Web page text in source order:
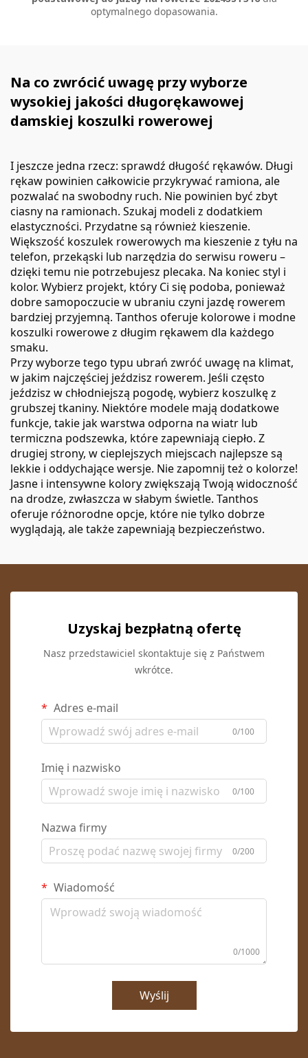
optymalnego dopasowania.
Na co zwrócić uwagę przy wyborze
wysokiej jakości długorękawowej
damskiej koszulki rowerowej
I jeszcze jedna rzecz: sprawdź długość rękawów. Długi
rękaw powinien całkowicie przykrywać ramiona, ale
pozwalać na swobodny ruch. Nie powinien być zbyt
ciasny na ramionach. Szukaj modeli z dodatkiem
elastyczności. Przydatne są również kieszenie.
Większość koszulek rowerowych ma kieszenie z tyłu na
telefon, przekąski lub narzędzia do serwisu roweru –
dzięki temu nie potrzebujesz plecaka. Na koniec styl i
kolor. Wybierz projekt, który Ci się podoba, ponieważ
dobre samopoczucie w ubraniu czyni jazdę rowerem
bardziej przyjemną. Tanthos oferuje kolorowe i modne
koszulki rowerowe z długim rękawem dla każdego
smaku.
Przy wyborze tego typu ubrań zwróć uwagę na klimat,
w jakim najczęściej jeździsz rowerem. Jeśli często
jeździsz w chłodniejszą pogodę, wybierz koszulkę z
grubszej tkaniny. Niektóre modele mają dodatkowe
funkcje, takie jak warstwa odporna na wiatr lub
termiczna podszewka, które zapewniają ciepło. Z
drugiej strony, w cieplejszych miejscach najlepsze są
lekkie i oddychające wersje. Nie zapomnij też o kolorze!
Jasne i intensywne kolory zwiększają Twoją widoczność
na drodze, zwłaszcza w słabym świetle. Tanthos
oferuje różnorodne opcje, które nie tylko dobrze
wyglądają, ale także zapewniają bezpieczeństwo.
Uzyskaj bezpłatną ofertę
Nasz przedstawiciel skontaktuje się z Państwem
wkrótce.
Adres e-mail
0/100
Imię i nazwisko
0/100
Nazwa firmy
0/200
Wiadomość
0/1000
Wyślij